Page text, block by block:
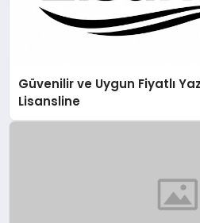
Güvenilir ve Uygun Fiyatlı
Lisansline